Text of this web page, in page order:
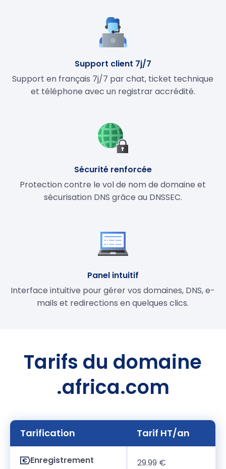
Support client 7j/7
Support en français 7j/7 par chat, ticket technique
et téléphone avec un registrar accrédité.
Sécurité renforcée
Protection contre le vol de nom de domaine et
sécurisation DNS grâce au DNSSEC.
Panel intuitif
Interface intuitive pour gérer vos domaines, DNS, e-
mails et redirections en quelques clics.
Tarifs du domaine
.africa.com
Tarification Tarif HT/an
Enregistrement 29.99 €